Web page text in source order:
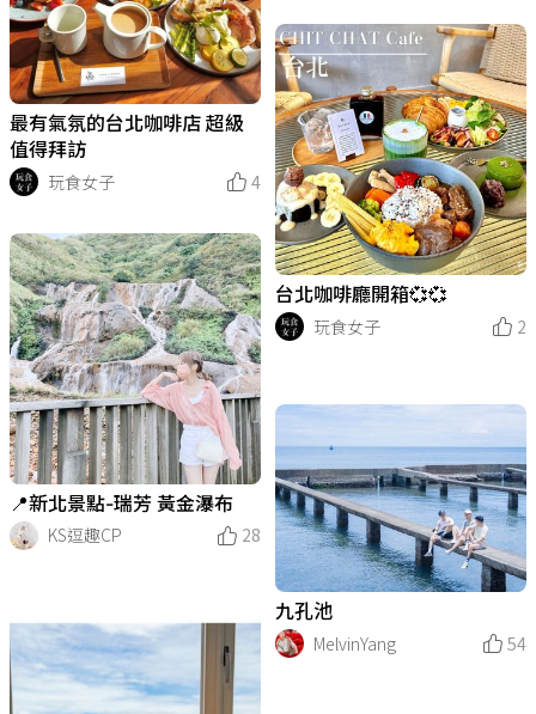
最有氣氛的台北咖啡店 超級
值得拜訪
玩食女子
4
台北咖啡廳開箱💞💞
玩食女子
2
📍新北景點-瑞芳 黃金瀑布
KS逗趣CP
28
九孔池
MelvinYang
54